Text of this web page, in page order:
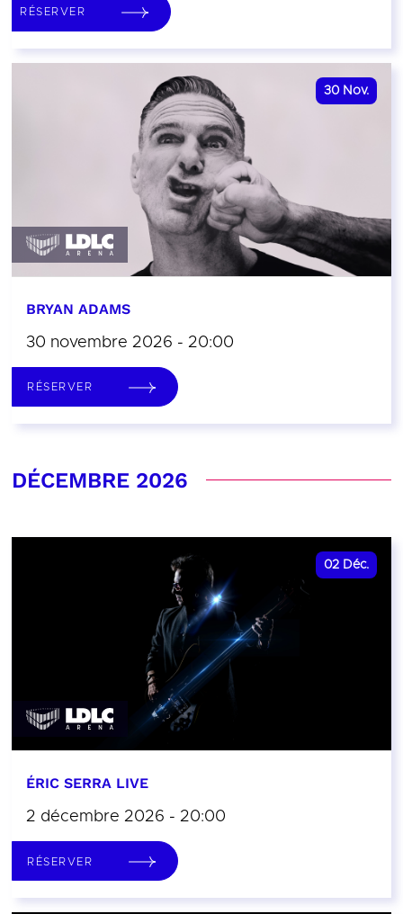
RÉSERVER
30 Nov.
BRYAN ADAMS
30 novembre 2026 - 20:00
RÉSERVER
DÉCEMBRE 2026
02 Déc.
ÉRIC SERRA LIVE
2 décembre 2026 - 20:00
RÉSERVER